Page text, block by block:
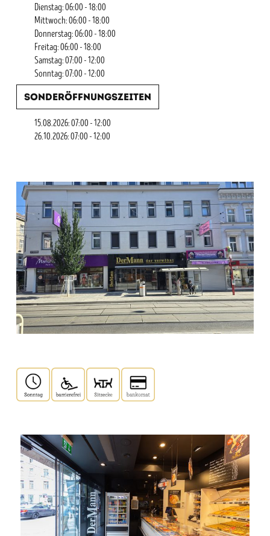
Dienstag: 06:00 - 18:00
Mittwoch: 06:00 - 18:00
Donnerstag: 06:00 - 18:00
Freitag: 06:00 - 18:00
Samstag: 07:00 - 12:00
Sonntag: 07:00 - 12:00
Sonderöffnungszeiten
15.08.2026: 07:00 - 12:00
26.10.2026: 07:00 - 12:00